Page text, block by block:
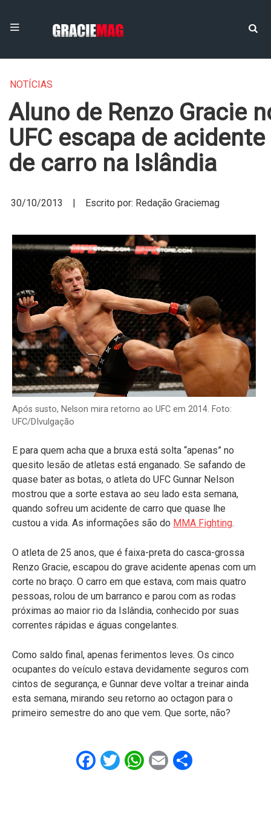
NOTÍCIAS
Aluno de Renzo Gracie
UFC escapa de acidente
de carro na Islândia
30/10/2013 | Escrito por: Redação Graciemag
Após susto, Nelson mira retorno ao UFC em 2014. Foto:
UFC/DIvulgação
E para quem acha que a bruxa está solta “apenas” no
quesito lesão de atletas está enganado. Se safando de
quase bater as botas, o atleta do UFC Gunnar Nelson
mostrou que a sorte estava ao seu lado esta semana,
quando sofreu um acidente de carro que quase lhe
custou a vida. As informações são do MMA Fighting.
O atleta de 25 anos, que é faixa-preta do casca-grossa
Renzo Gracie, escapou do grave acidente apenas com um
corte no braço. O carro em que estava, com mais quatro
pessoas, rolou de um barranco e parou com as rodas
próximas ao maior rio da Islândia, conhecido por suas
correntes rápidas e águas congelantes.
Como saldo final, apenas ferimentos leves. Os cinco
ocupantes do veículo estava devidamente seguros com
cintos de segurança, e Gunnar deve voltar a treinar ainda
esta semana, mirando seu retorno ao octagon para o
primeiro semestre do ano que vem. Que sorte, não?
Facebook
Twitter
WhatsApp
EmailShare